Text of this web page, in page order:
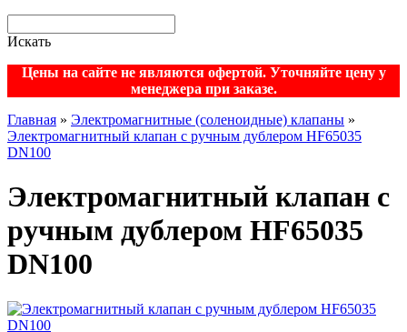
Искать
Цены на сайте не являются офертой. Уточняйте цену у
менеджера при заказе.
Главная » Электромагнитные (соленоидные) клапаны »
Электромагнитный клапан с ручным дублером HF65035
DN100
Электромагнитный клапан с
ручным дублером HF65035
DN100